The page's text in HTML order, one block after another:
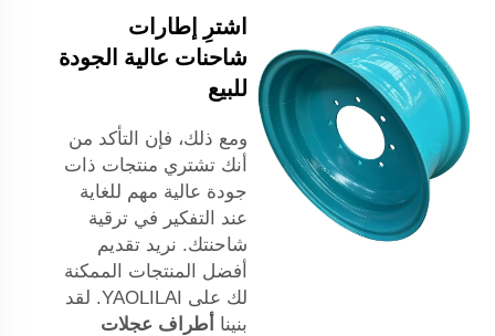
اشترِ إطارات
شاحنات عالية الجودة
للبيع
ومع ذلك، فإن التأكد من
أنك تشتري منتجات ذات
جودة عالية مهم للغاية
عند التفكير في ترقية
شاحنتك. نريد تقديم
أفضل المنتجات الممكنة
لك على YAOLILAI. لقد
بنينا أطراف عجلات